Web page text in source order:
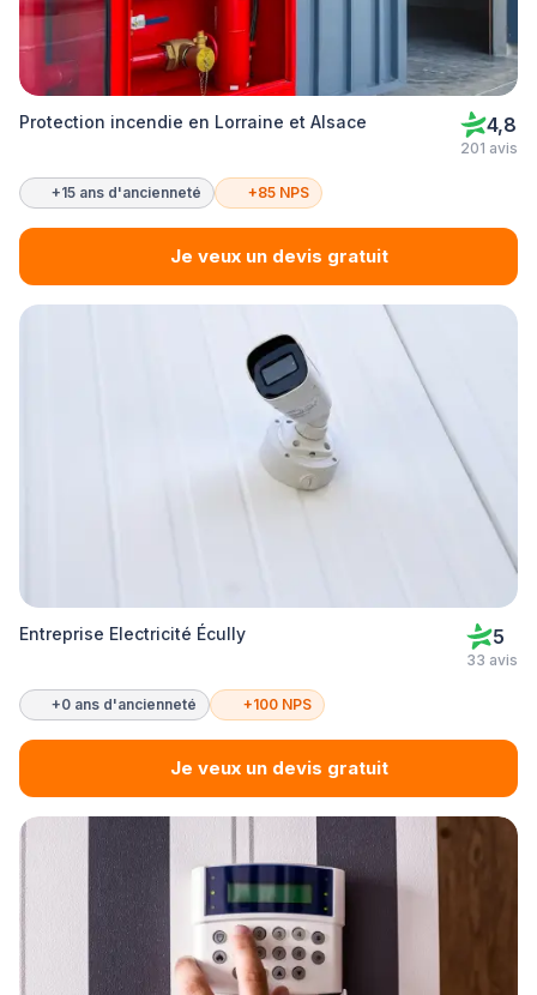
Protection incendie en Lorraine et Alsace 4,8
201 avis
+15 ans d'ancienneté +85 NPS
Je veux un devis gratuit
Entreprise Electricité Écully 5
33 avis
+0 ans d'ancienneté +100 NPS
Je veux un devis gratuit